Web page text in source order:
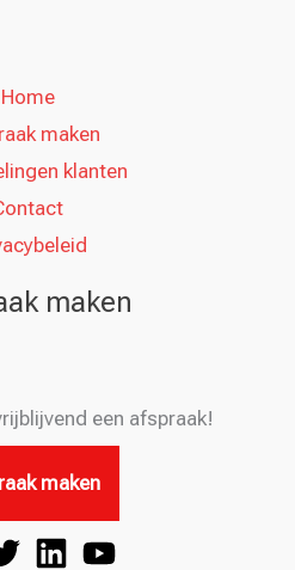
Home
maken
klanten
maken
een afspraak!
maken